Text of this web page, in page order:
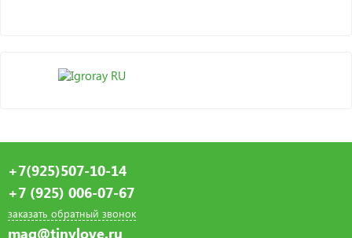
+7(925)507-10-14
+7 (925) 006-07-67
заказать обратный звонок
mag@tinylove.ru